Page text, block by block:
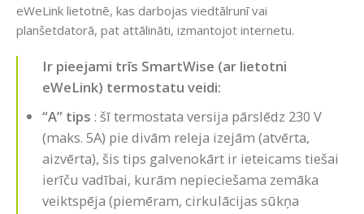
eWeLink lietotnē, kas darbojas viedtālrunī vai
planšetdatorā, pat attālināti, izmantojot internetu.
Ir pieejami trīs SmartWise (ar lietotni
eWeLink) termostatu veidi:
“A” tips : šī termostata versija pārslēdz 230 V
(maks. 5A) pie divām releja izejām (atvērta,
aizvērta), šis tips galvenokārt ir ieteicams tiešai
ierīču vadībai, kurām nepieciešama zemāka
veiktspēja (piemēram, cirkulācijas sūkņa